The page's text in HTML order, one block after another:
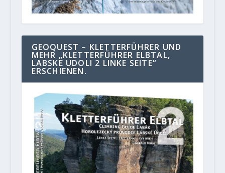
GEOQUEST – KLETTERFÜHRER UND
MEHR „KLETTERFÜHRER ELBTAL,
LABSKE UDOLI 2 LINKE SEITE“
ERSCHIENEN.